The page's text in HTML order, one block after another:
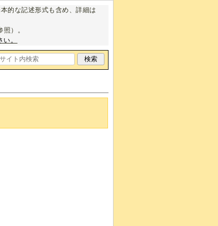
的な記述形式も含め、詳細は
照）。
。